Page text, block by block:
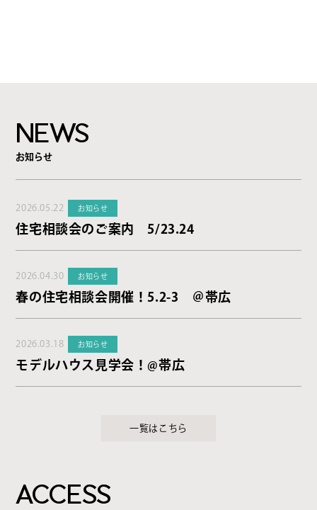
NEWS
お知らせ
2026.05.22 お知らせ
住宅相談会のご案内 5/23.24
2026.04.30 お知らせ
春の住宅相談会開催！5.2-3 ＠帯広
2026.03.18 お知らせ
モデルハウス見学会！@帯広
一覧はこちら
ACCESS